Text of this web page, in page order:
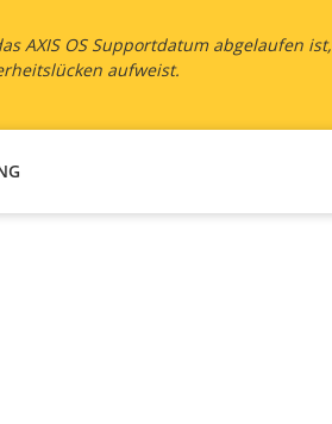
AXIS OS Supportdatum abgelaufen ist,
aufweist.